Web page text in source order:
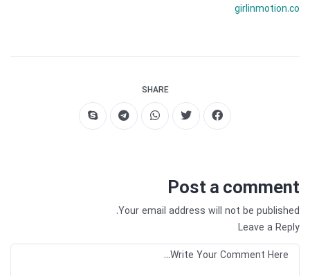
girlinmotion.co
SHARE
Post a comment
Your email address will not be published.
Leave a Reply